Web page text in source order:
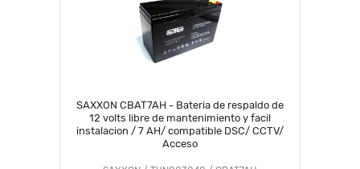
SAXXON CBAT7AH - Bateria de respaldo de
12 volts libre de mantenimiento y facil
instalacion / 7 AH/ compatible DSC/ CCTV/
Acceso